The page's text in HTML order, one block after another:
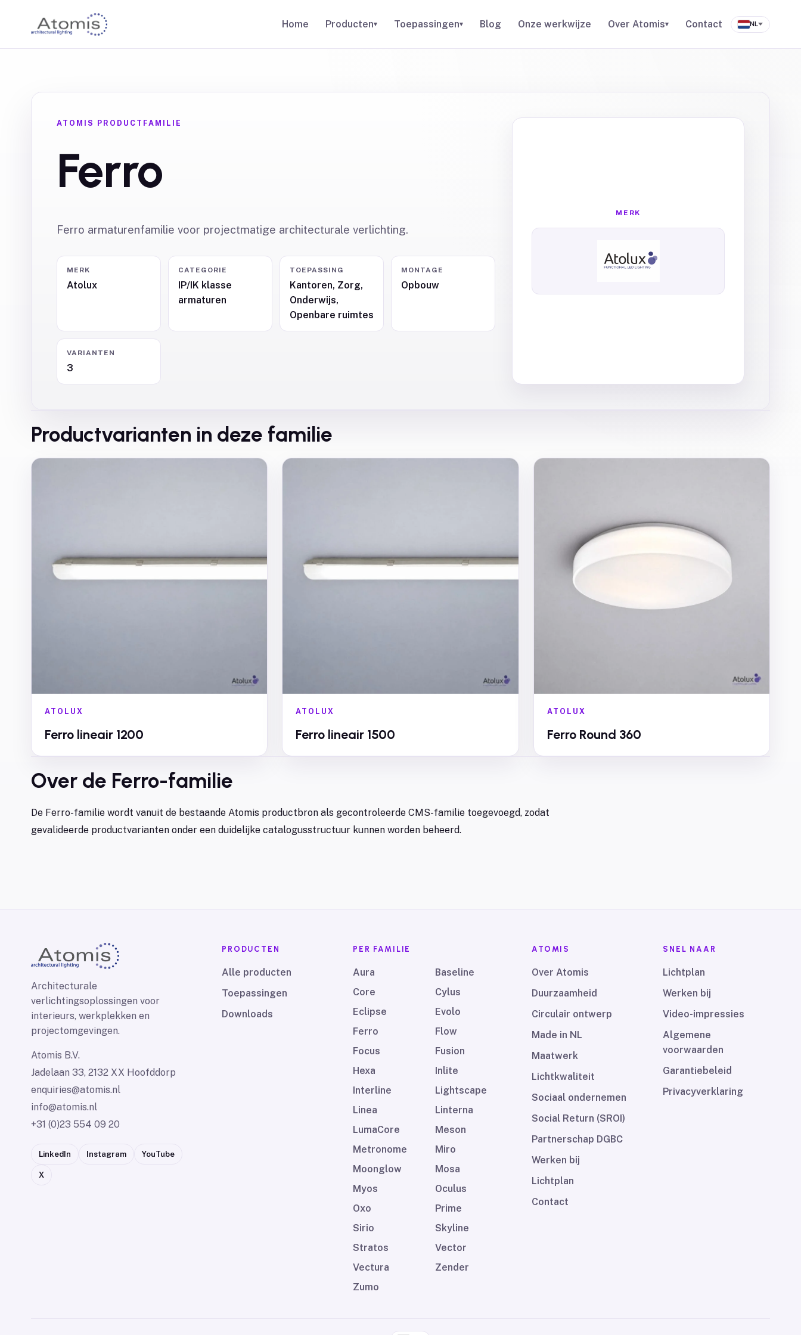
Home Producten▾ Toepassingen▾ Blog Onze werkwijze Over Atomis▾ Contact NL
ATOMIS PRODUCTFAMILIE
Ferro
Ferro armaturenfamilie voor projectmatige architecturale verlichting.
MERK
Atolux
CATEGORIE
IP/IK klasse
armaturen
TOEPASSING
Kantoren, Zorg,
Onderwijs,
Openbare ruimtes
MONTAGE
Opbouw
VARIANTEN
3
MERK
Productvarianten in deze familie
ATOLUX
Ferro lineair 1200
ATOLUX
Ferro lineair 1500
ATOLUX
Ferro Round 360
Over de Ferro-familie
De Ferro-familie wordt vanuit de bestaande Atomis productbron als gecontroleerde CMS-familie toegevoegd, zodat
gevalideerde productvarianten onder een duidelijke catalogusstructuur kunnen worden beheerd.
Architecturale
verlichtingsoplossingen voor
interieurs, werkplekken en
projectomgevingen.
Atomis B.V.
Jadelaan 33, 2132 XX Hoofddorp
enquiries@atomis.nl
info@atomis.nl
+31 (0)23 554 09 20
LinkedIn Instagram YouTube
X
PRODUCTEN
Alle producten
Toepassingen
Downloads
PER FAMILIE
Aura
Baseline
Core
Cylus
Eclipse
Evolo
Ferro
Flow
Focus
Fusion
Hexa
Inlite
Interline
Lightscape
Linea
Linterna
LumaCore
Meson
Metronome
Miro
Moonglow
Mosa
Myos
Oculus
Oxo
Prime
Sirio
Skyline
Stratos
Vector
Vectura
Zender
Zumo
ATOMIS
Over Atomis
Duurzaamheid
Circulair ontwerp
Made in NL
Maatwerk
Lichtkwaliteit
Sociaal ondernemen
Social Return (SROI)
Partnerschap DGBC
Werken bij
Lichtplan
Contact
SNEL NAAR
Lichtplan
Werken bij
Video-impressies
Algemene
voorwaarden
Garantiebeleid
Privacyverklaring